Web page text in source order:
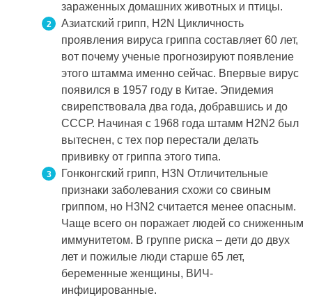
зараженных домашних животных и птицы.
Азиатский грипп, H2N Цикличность
проявления вируса гриппа составляет 60 лет,
вот почему ученые прогнозируют появление
этого штамма именно сейчас. Впервые вирус
появился в 1957 году в Китае. Эпидемия
свирепствовала два года, добравшись и до
СССР. Начиная с 1968 года штамм H2N2 был
вытеснен, с тех пор перестали делать
прививку от гриппа этого типа.
Гонконгский грипп, H3N Отличительные
признаки заболевания схожи со свиным
гриппом, но H3N2 считается менее опасным.
Чаще всего он поражает людей со сниженным
иммунитетом. В группе риска – дети до двух
лет и пожилые люди старше 65 лет,
беременные женщины, ВИЧ-
инфицированные.